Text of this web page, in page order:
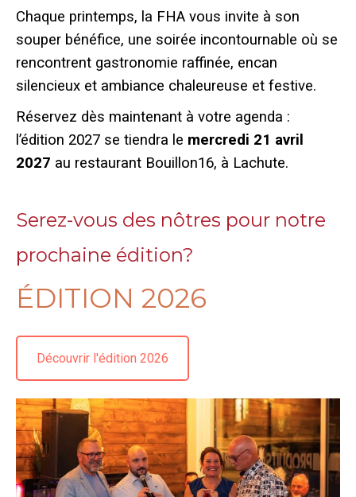
Chaque printemps, la FHA vous invite à son
souper bénéfice, une soirée incontournable où se
rencontrent gastronomie raffinée, encan
silencieux et ambiance chaleureuse et festive.
Réservez dès maintenant à votre agenda :
l’édition 2027 se tiendra le mercredi 21 avril
2027 au restaurant Bouillon16, à Lachute.
Serez-vous des nôtres pour notre
prochaine édition?
ÉDITION 2026
Découvrir l'édition 2026